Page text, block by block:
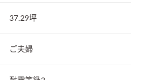
37.29坪
ご夫婦